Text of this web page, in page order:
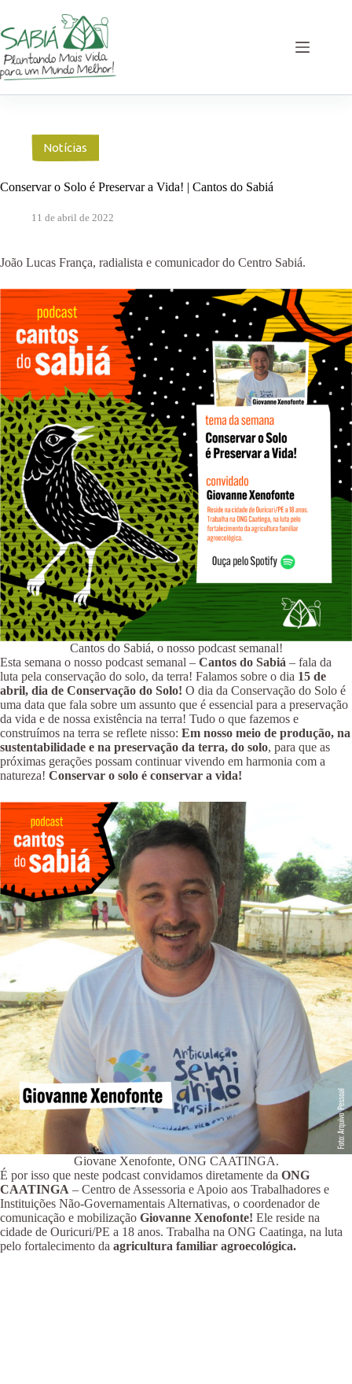
o
conteúdo
Notícias
Conservar o Solo é Preservar a Vida! | Cantos do Sabiá
11 de abril de 2022
João Lucas França, radialista e comunicador do Centro Sabiá.
Cantos do Sabiá, o nosso podcast semanal!
Esta semana o nosso podcast semanal – Cantos do Sabiá – fala da
luta pela conservação do solo, da terra! Falamos sobre o dia 15 de
abril, dia de Conservação do Solo! O dia da Conservação do Solo é
uma data que fala sobre um assunto que é essencial para a preservação
da vida e de nossa existência na terra! Tudo o que fazemos e
construímos na terra se reflete nisso: Em nosso meio de produção, na
sustentabilidade e na preservação da terra, do solo, para que as
próximas gerações possam continuar vivendo em harmonia com a
natureza! Conservar o solo é conservar a vida!
Giovane Xenofonte, ONG CAATINGA.
É por isso que neste podcast convidamos diretamente da ONG
CAATINGA – Centro de Assessoria e Apoio aos Trabalhadores e
Instituições Não-Governamentais Alternativas, o coordenador de
comunicação e mobilização Giovanne Xenofonte! Ele reside na
cidade de Ouricuri/PE a 18 anos. Trabalha na ONG Caatinga, na luta
pelo fortalecimento da agricultura familiar agroecológica.